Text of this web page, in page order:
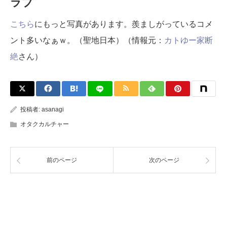
こちらにもっと写真があります。羨ましがっているコメ
ント多いなぁｗ。（聖地日本）（情報元： カトゆー家断
絶 さん）
投稿者: asanagi
オタクカルチャー
前のページ 次のページ